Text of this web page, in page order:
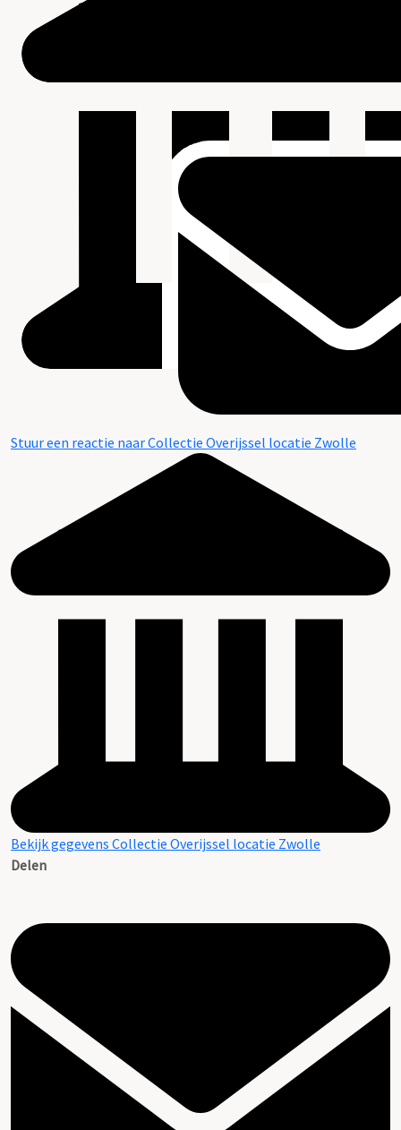
Stuur een reactie naar Collectie Overijssel locatie Zwolle
Bekijk gegevens Collectie Overijssel locatie Zwolle
Delen